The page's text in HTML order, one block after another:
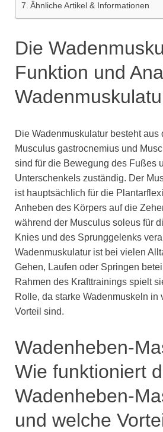
Ähnliche Artikel & Informationen
Die
Funktion und
Die Wadenmuskulatur besteht aus
Musculus gastrocnemius und
sind für die Bewegung des Fußes
Unterschenkels zuständig. Der
ist hauptsächlich für die
Anheben des Körpers auf die
während der Musculus soleus für
Knies und des Sprunggelenks
Wadenmuskulatur ist bei vielen
Gehen, Laufen oder Springen
Rahmen des Krafttrainings spielt
Rolle, da starke Wadenmuskeln in
Vorteil sind.
Wadenheben-
Wie funktioniert
Wadenheben-
und welche